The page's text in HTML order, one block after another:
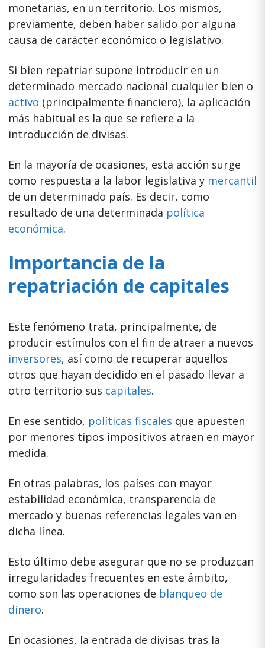
monetarias, en un territorio. Los mismos,
previamente, deben haber salido por alguna
causa de carácter económico o legislativo.
Si bien repatriar supone introducir en un
determinado mercado nacional cualquier bien o
activo (principalmente financiero), la aplicación
más habitual es la que se refiere a la
introducción de divisas.
En la mayoría de ocasiones, esta acción surge
como respuesta a la labor legislativa y mercantil
de un determinado país. Es decir, como
resultado de una determinada política
económica.
Importancia de la
repatriación de capitales
Este fenómeno trata, principalmente, de
producir estímulos con el fin de atraer a nuevos
inversores, así como de recuperar aquellos
otros que hayan decidido en el pasado llevar a
otro territorio sus capitales.
En ese sentido, políticas fiscales que apuesten
por menores tipos impositivos atraen en mayor
medida.
En otras palabras, los países con mayor
estabilidad económica, transparencia de
mercado y buenas referencias legales van en
dicha línea.
Esto último debe asegurar que no se produzcan
irregularidades frecuentes en este ámbito,
como son las operaciones de blanqueo de
dinero.
En ocasiones, la entrada de divisas tras la